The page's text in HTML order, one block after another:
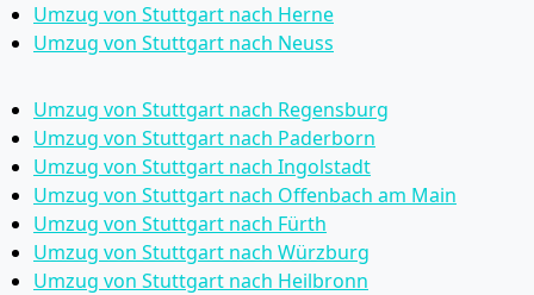
Umzug von Stuttgart nach Herne
Umzug von Stuttgart nach Neuss
Umzug von Stuttgart nach Regensburg
Umzug von Stuttgart nach Paderborn
Umzug von Stuttgart nach Ingolstadt
Umzug von Stuttgart nach Offenbach am Main
Umzug von Stuttgart nach Fürth
Umzug von Stuttgart nach Würzburg
Umzug von Stuttgart nach Heilbronn